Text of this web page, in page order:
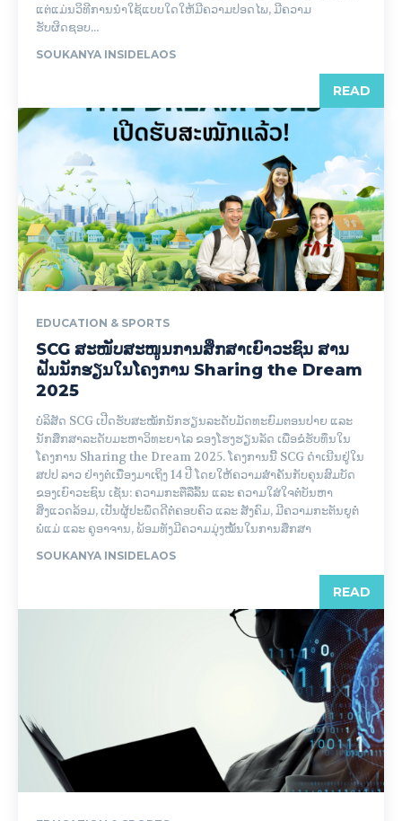
ແຕ່ແມ່ນວິທີການນຳໃຊ້ແບບໃດໃຫ້ມີຄວາມປອດໄພ, ມີຄວາມ
ຮັບຜິດຊອບ...
SOUKANYA INSIDELAOS
READ
EDUCATION & SPORTS
SCG ສະໜັບສະໜູນການສຶກສາເຍົາວະຊົນ ສານ
ຝັນນັກຮຽນໃນໂຄງການ Sharing the Dream
2025
ບໍລິສັດ SCG ເປີດຮັບສະໝັກນັກຮຽນລະດັບມັດທະຍົມຕອນປາຍ ແລະ
ນັກສຶກສາລະດັບມະຫາວິທະຍາໄລ ຂອງໂຮງຮຽນລັດ ເພື່ອຂໍຮັບທຶນໃນ
ໂຄງການ Sharing the Dream 2025. ໂຄງການນີ້ SCG ດໍາເນີນຢູ່ໃນ
ສປປ ລາວ ຢ່າງຕໍ່ເນື່ອງມາເຖິງ 14 ປີ ໂດຍໃຫ້ຄວາມສໍາຄັນກັບຄຸນສົມບັດ
ຂອງເຍົາວະຊົນ ເຊັ່ນ: ຄວາມກະຕືລືລົ້ນ ແລະ ຄວາມໃສ່ໃຈຕໍ່ບັນຫາ
ສິ່ງແວດລ້ອມ, ເປັນຜູ້ປະພຶດດີຕໍ່ຄອບຄົວ ແລະ ສັງຄົມ, ມີຄວາມກະຕັນຍູຕໍ່
ພໍ່ແມ່ ແລະ ຄູອາຈານ, ພ້ອມທັງມີຄວາມມຸ່ງໝັ້ນໃນການສຶກສາ
SOUKANYA INSIDELAOS
READ